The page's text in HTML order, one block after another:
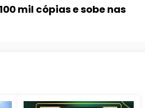
mil cópias e sobe nas